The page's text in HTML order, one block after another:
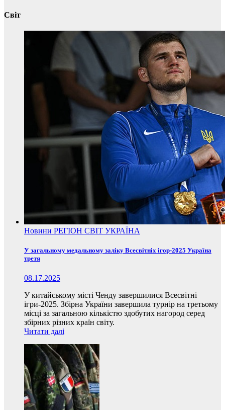
Світ
Новини РЕГІОН СВІТ УКРАЇНА
У загальному медальному заліку Всесвітніх ігор-2025 Україна
третя
08.17.2025
У китайському місті Ченду завершилися Всесвітні
ігри-2025. Збірна України завершила турнір на третьому
місці за загальною кількістю здобутих нагород серед
збірних різних країн світу.
Читати далі